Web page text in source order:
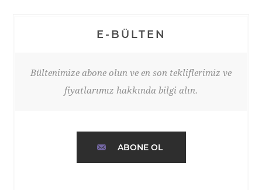
E-BÜLTEN
Bültenimize abone olun ve en son tekliflerimiz ve
fiyatlarımız hakkında bilgi alın.
ABONE OL